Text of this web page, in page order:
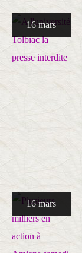
16 mars
16 mars